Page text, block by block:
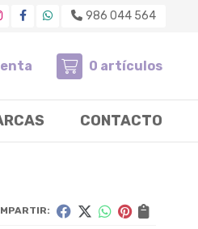
986 044 564
0 artículos
CONTACTO